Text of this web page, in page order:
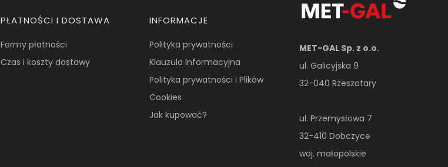
PŁATNOŚCI I DOSTAWA
Formy płatności
Czas i koszty dostawy
INFORMACJE
Polityka prywatności
Klauzula Informacyjna
Polityka prywatności i Plików
Cookies
Jak kupować?
MET-GAL Sp. z o.o.
ul. Galicyjska 9
32-040 Rzeszotary
ul. Przemysłowa 7
32-410 Dobczyce
woj. małopolskie